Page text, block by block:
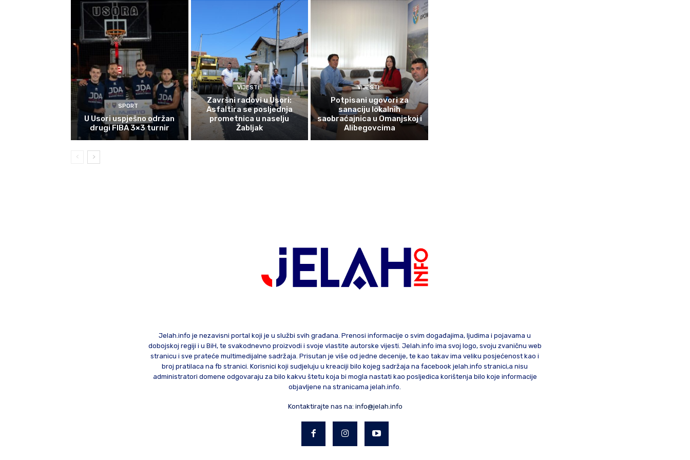
SPORT
U Usori uspješno održan
drugi FIBA 3×3 turnir
VIJESTI
Završni radovi u Usori:
Asfaltira se posljednja
prometnica u naselju
Žabljak
VIJESTI
Potpisani ugovori za
sanaciju lokalnih
saobraćajnica u Omanjskoj i
Alibegovcima
Jelah.info je nezavisni portal koji je u službi svih građana. Prenosi informacije o svim događajima, ljudima i pojavama u
dobojskoj regiji i u BiH, te svakodnevno proizvodi i svoje vlastite autorske vijesti. Jelah.info ima svoj logo, svoju zvaničnu web
stranicu i sve prateće multimedijalne sadržaja. Prisutan je više od jedne decenije, te kao takav ima veliku posjećenost kao i
broj pratilaca na fb stranici. Korisnici koji sudjeluju u kreaciji bilo kojeg sadržaja na facebook jelah.info stranici,a nisu
administratori domene odgovaraju za bilo kakvu štetu koja bi mogla nastati kao posljedica korištenja bilo koje informacije
objavljene na stranicama jelah.info.
Kontaktirajte nas na: info@jelah.info